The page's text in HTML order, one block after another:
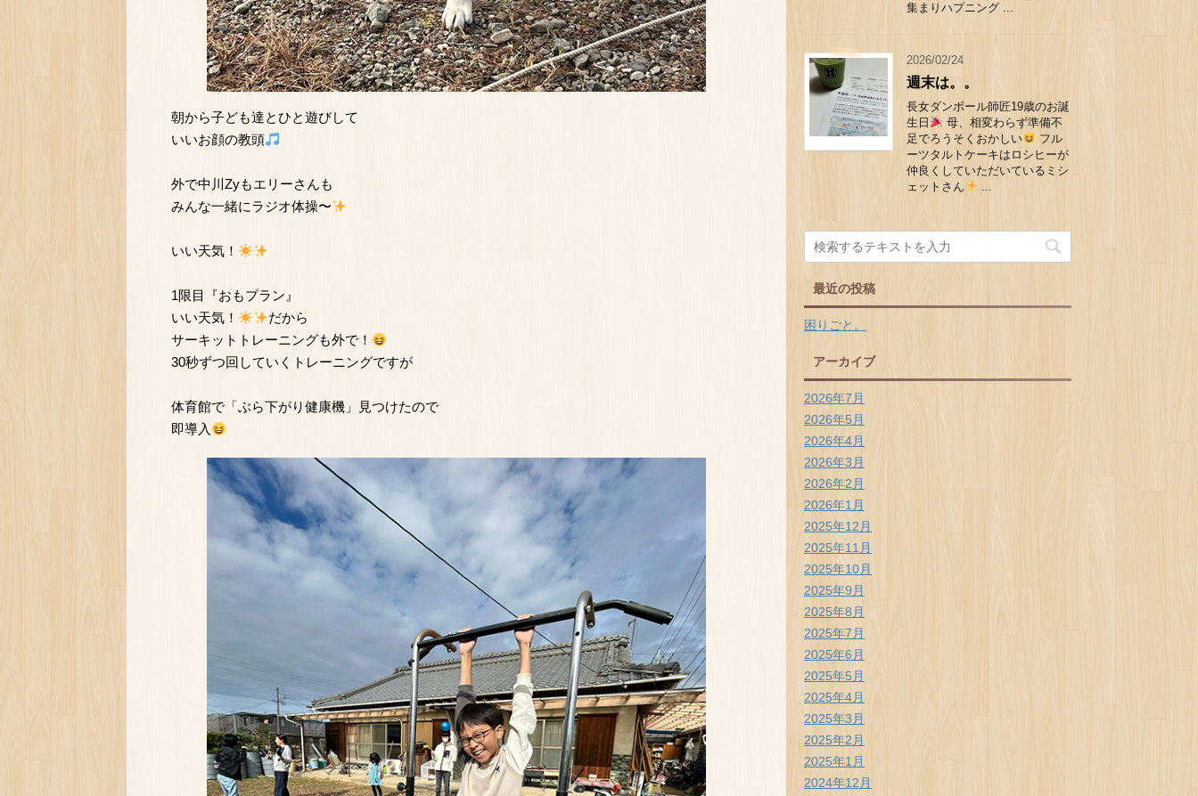
朝から子ども達とひと遊びして
いいお顔の教頭
外で中川Zyもエリーさんも
みんな一緒にラジオ体操〜
いい天気！
1限目『おもプラン』
いい天気！
だから
サーキットトレーニングも外で！
30秒ずつ回していくトレーニングですが
体育館で「ぶら下がり健康機」見つけたので
即導入
集まりハプニング ...
2026/02/24
週末は。。
長女ダンボール師匠19歳のお誕
生日
母、相変わらず準備不
足でろうそくおかしい
フル
ーツタルトケーキはロシヒーが
仲良くしていただいているミシ
ェットさん
...
最近の投稿
困りごと。
アーカイブ
2026年7月
2026年5月
2026年4月
2026年3月
2026年2月
2026年1月
2025年12月
2025年11月
2025年10月
2025年9月
2025年8月
2025年7月
2025年6月
2025年5月
2025年4月
2025年3月
2025年2月
2025年1月
2024年12月